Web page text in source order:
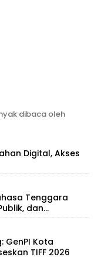
dibaca oleh
Digital, Akses
Tenggara
dan
​GenPI Kota
TIFF 2026